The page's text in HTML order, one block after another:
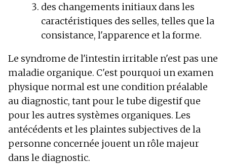
des changements initiaux dans les
caractéristiques des selles, telles que la
consistance, l'apparence et la forme.
Le syndrome de l'intestin irritable n'est pas une
maladie organique. C'est pourquoi un examen
physique normal est une condition préalable
au diagnostic, tant pour le tube digestif que
pour les autres systèmes organiques. Les
antécédents et les plaintes subjectives de la
personne concernée jouent un rôle majeur
dans le diagnostic.